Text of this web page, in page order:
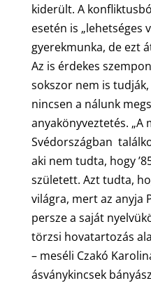
kiderült. A
esetén is „lehetséges
gyerekmunka, de ezt
Az is érdekes
sokszor nem is
nincsen a nálunk
anyakönyveztetés.
Svédországban
aki nem tudta, hogy
született. Azt tudta,
világra, mert az anyja
persze a saját
törzsi hovatartozás
– meséli Czakó
ásványkincsek